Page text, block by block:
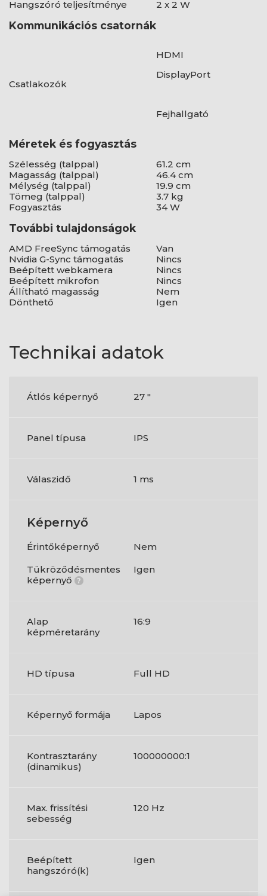
Hangszóró teljesítménye
2 x 2 W
Kommunikációs csatornák
Csatlakozók
HDMI
DisplayPort
Fejhallgató
Méretek és fogyasztás
Szélesség (talppal)
61.2 cm
Magasság (talppal)
46.4 cm
Mélység (talppal)
19.9 cm
Tömeg (talppal)
3.7 kg
Fogyasztás
34 W
További tulajdonságok
AMD FreeSync támogatás
Van
Nvidia G-Sync támogatás
Nincs
Beépített webkamera
Nincs
Beépített mikrofon
Nincs
Állítható magasság
Nem
Dönthető
Igen
Technikai adatok
Átlós képernyő 27 "
Panel típusa IPS
Válaszidő 1 ms
Képernyő
Érintőképernyő
Nem
Tükröződésmentes
képernyő ?
Igen
Alap
képméretarány
16:9
HD típusa Full HD
Képernyő formája Lapos
Kontrasztarány
(dinamikus)
100000000:1
Max. frissítési
sebesség
120 Hz
Beépített
hangszóró(k)
Igen